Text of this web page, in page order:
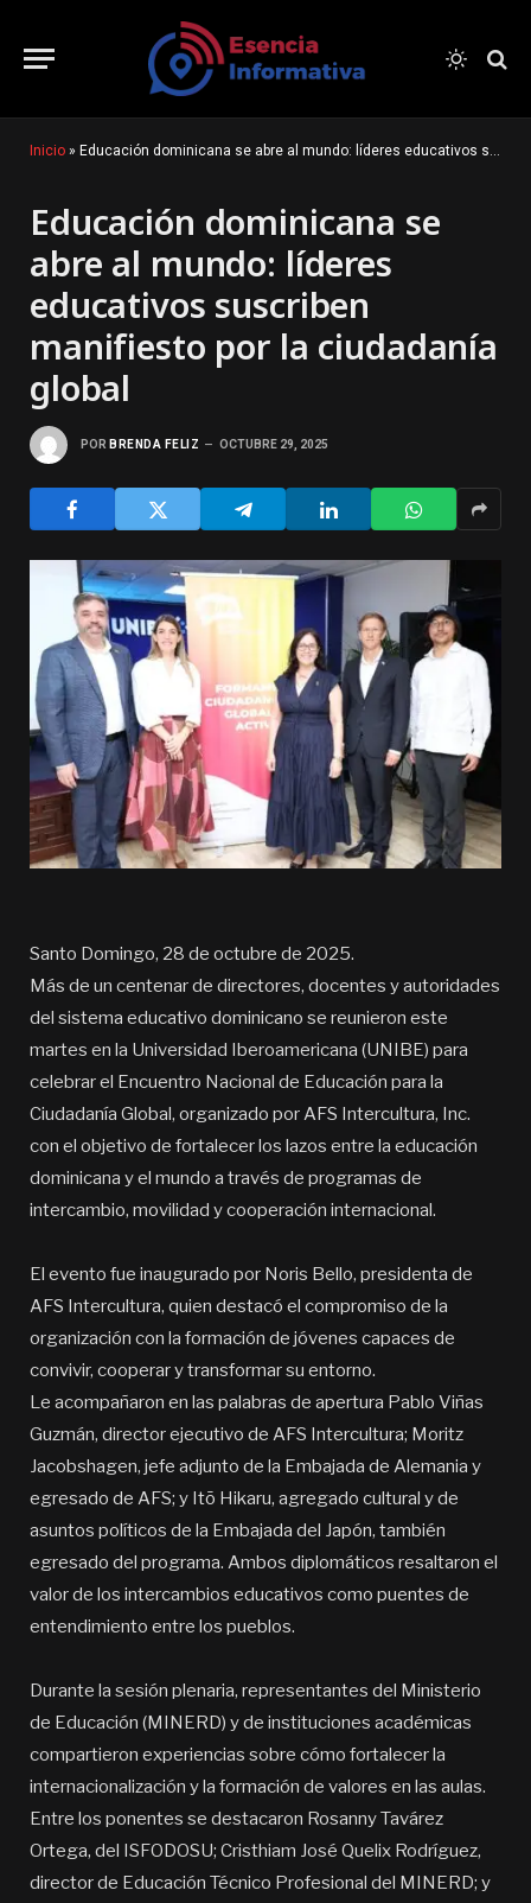
Inicio » Educación dominicana se abre al mundo: líderes educativos suscriben manifiesto por la ciudadanía global
Educación dominicana se
abre al mundo: líderes
educativos suscriben
manifiesto por la ciudadanía
global
POR BRENDA FELIZ OCTUBRE 29, 2025
Santo Domingo, 28 de octubre de 2025.
Más de un centenar de directores, docentes y autoridades
del sistema educativo dominicano se reunieron este
martes en la Universidad Iberoamericana (UNIBE) para
celebrar el Encuentro Nacional de Educación para la
Ciudadanía Global, organizado por AFS Intercultura, Inc.
con el objetivo de fortalecer los lazos entre la educación
dominicana y el mundo a través de programas de
intercambio, movilidad y cooperación internacional.
El evento fue inaugurado por Noris Bello, presidenta de
AFS Intercultura, quien destacó el compromiso de la
organización con la formación de jóvenes capaces de
convivir, cooperar y transformar su entorno.
Le acompañaron en las palabras de apertura Pablo Viñas
Guzmán, director ejecutivo de AFS Intercultura; Moritz
Jacobshagen, jefe adjunto de la Embajada de Alemania y
egresado de AFS; y Itō Hikaru, agregado cultural y de
asuntos políticos de la Embajada del Japón, también
egresado del programa. Ambos diplomáticos resaltaron el
valor de los intercambios educativos como puentes de
entendimiento entre los pueblos.
Durante la sesión plenaria, representantes del Ministerio
de Educación (MINERD) y de instituciones académicas
compartieron experiencias sobre cómo fortalecer la
internacionalización y la formación de valores en las aulas.
Entre los ponentes se destacaron Rosanny Tavárez
Ortega, del ISFODOSU; Cristhiam José Quelix Rodríguez,
director de Educación Técnico Profesional del MINERD; y